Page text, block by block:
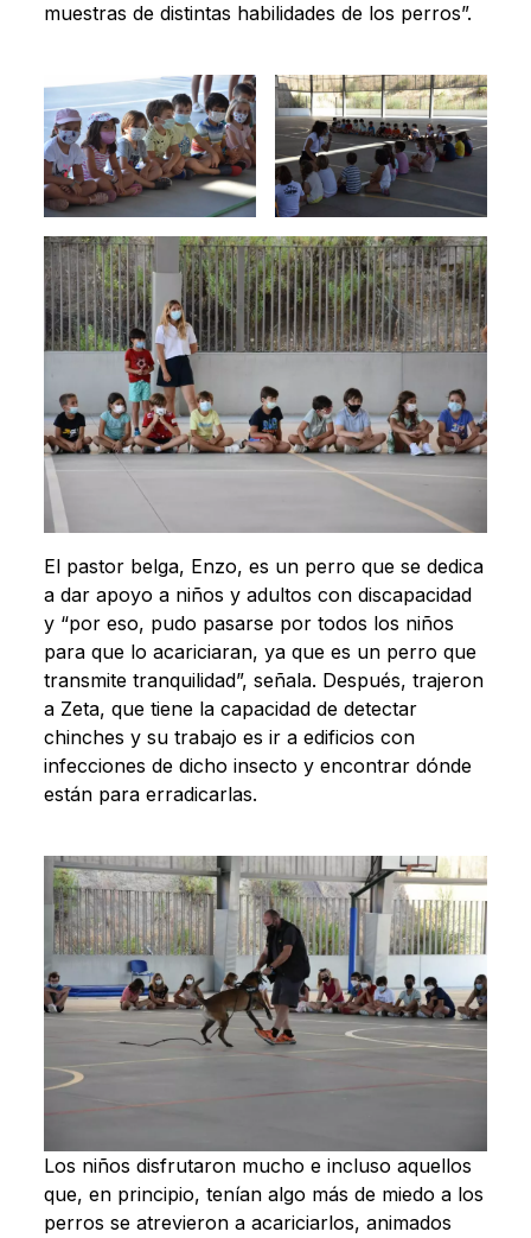
muestras de distintas habilidades de los perros”.
El pastor belga, Enzo, es un perro que se dedica
a dar apoyo a niños y adultos con discapacidad
y “por eso, pudo pasarse por todos los niños
para que lo acariciaran, ya que es un perro que
transmite tranquilidad”, señala. Después, trajeron
a Zeta, que tiene la capacidad de detectar
chinches y su trabajo es ir a edificios con
infecciones de dicho insecto y encontrar dónde
están para erradicarlas.
Los niños disfrutaron mucho e incluso aquellos
que, en principio, tenían algo más de miedo a los
perros se atrevieron a acariciarlos, animados